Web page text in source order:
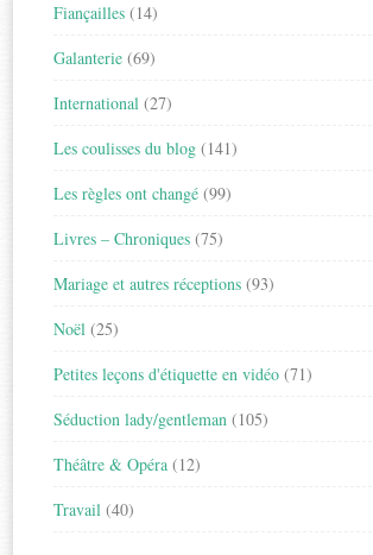
Fiançailles (14)
Galanterie (69)
International (27)
Les coulisses du blog (141)
Les règles ont changé (99)
Livres – Chroniques (75)
Mariage et autres réceptions (93)
Noël (25)
Petites leçons d'étiquette en vidéo (71)
Séduction lady/gentleman (105)
Théâtre & Opéra (12)
Travail (40)